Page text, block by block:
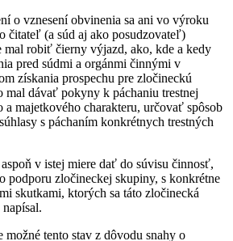
o vznesení obvinenia sa ani vo výroku
čitateľ (a súd aj ako posudzovateľ)
mal robiť čierny výjazd, ako, kde a kedy
pred súdmi a orgánmi činnými v
získania prospechu pre zločineckú
mal dávať pokyny k páchaniu trestnej
a majetkového charakteru, určovať spôsob
s páchaním konkrétnych trestných
v istej miere dať do súvisu činnosť,
podporu zločineckej skupiny, s konkrétne
skutkami, ktorých sa táto zločinecká
tento stav z dôvodu snahy o